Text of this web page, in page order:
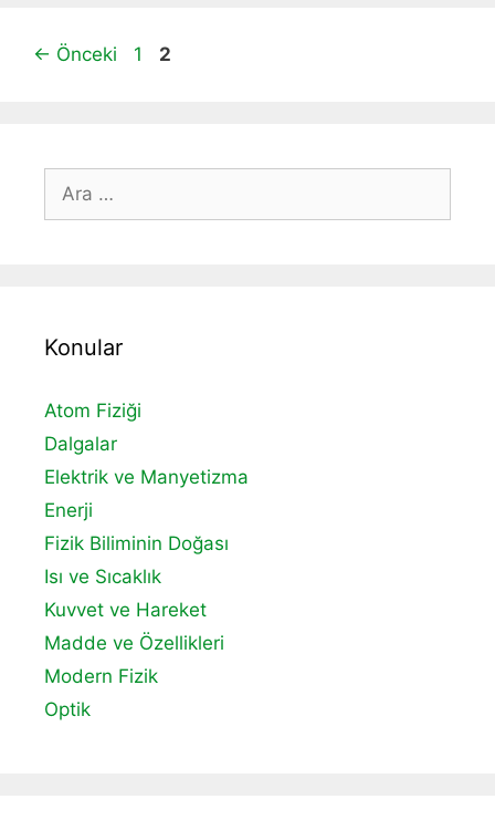
← Önceki Sayfa
1 Sayfa
2
için
Konular
Atom Fiziği
Dalgalar
Elektrik ve Manyetizma
Enerji
Fizik Biliminin Doğası
Isı ve Sıcaklık
Kuvvet ve Hareket
Madde ve Özellikleri
Modern Fizik
Optik